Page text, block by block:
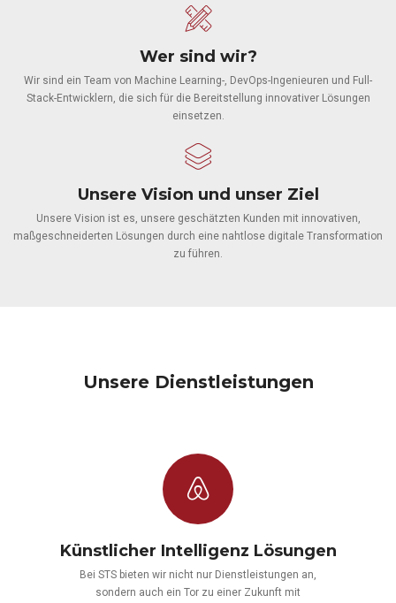
Wer sind wir?
Wir sind ein Team von Machine Learning-, DevOps-Ingenieuren und Full-
Stack-Entwicklern, die sich für die Bereitstellung innovativer Lösungen
einsetzen.
Unsere Vision und unser Ziel
Unsere Vision ist es, unsere geschätzten Kunden mit innovativen,
maßgeschneiderten Lösungen durch eine nahtlose digitale Transformation
zu führen.
Unsere Dienstleistungen
Künstlicher Intelligenz Lösungen
Bei STS bieten wir nicht nur Dienstleistungen an,
sondern auch ein Tor zu einer Zukunft mit